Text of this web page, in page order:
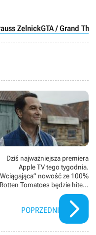
ZelnickGTA / Grand
Dziś najważniejsza premiera
Apple TV tego tygodnia.
nowość ze 100%
Tomatoes będzie hitem
streamingu
POPRZEDNI